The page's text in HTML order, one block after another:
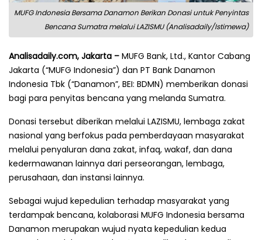
MUFG Indonesia Bersama Danamon Berikan Donasi untuk Penyintas
Bencana Sumatra melalui LAZISMU (Analisadaily/Istimewa)
Analisadaily.com, Jakarta – MUFG Bank, Ltd., Kantor Cabang
Jakarta (“MUFG Indonesia”) dan PT Bank Danamon
Indonesia Tbk (“Danamon”, BEI: BDMN) memberikan donasi
bagi para penyitas bencana yang melanda Sumatra.
Donasi tersebut diberikan melalui LAZISMU, lembaga zakat
nasional yang berfokus pada pemberdayaan masyarakat
melalui penyaluran dana zakat, infaq, wakaf, dan dana
kedermawanan lainnya dari perseorangan, lembaga,
perusahaan, dan instansi lainnya.
Sebagai wujud kepedulian terhadap masyarakat yang
terdampak bencana, kolaborasi MUFG Indonesia bersama
Danamon merupakan wujud nyata kepedulian kedua